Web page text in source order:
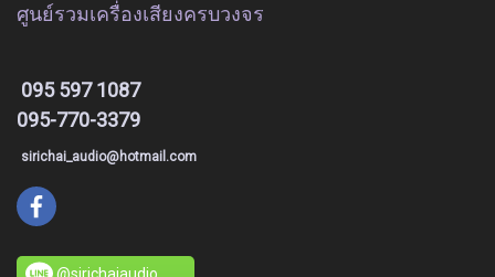
ศูนย์รวมเครื่องเสียงครบวงจร
095 597 1087
095-770-3379
sirichai_audio@hotmail.com
@sirichaiaudio